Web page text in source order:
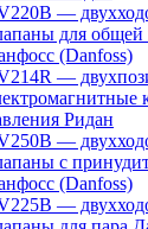
—
для
(Danfoss)
—
Ридан
—
с
(Danfoss)
—